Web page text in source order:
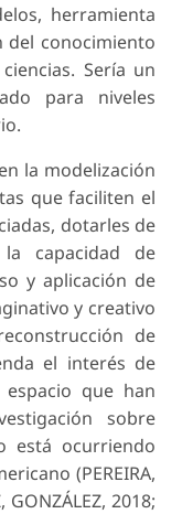
herramienta
del conoci­miento
Sería un
para niveles
la mode­lización
que faciliten el
dotarles de
capaci­dad de
y aplica­ción de
y creativo
de
el interés de
que han
sobre
está ocurriendo
(PEREIRA,
GONZÁLEZ, 2018;